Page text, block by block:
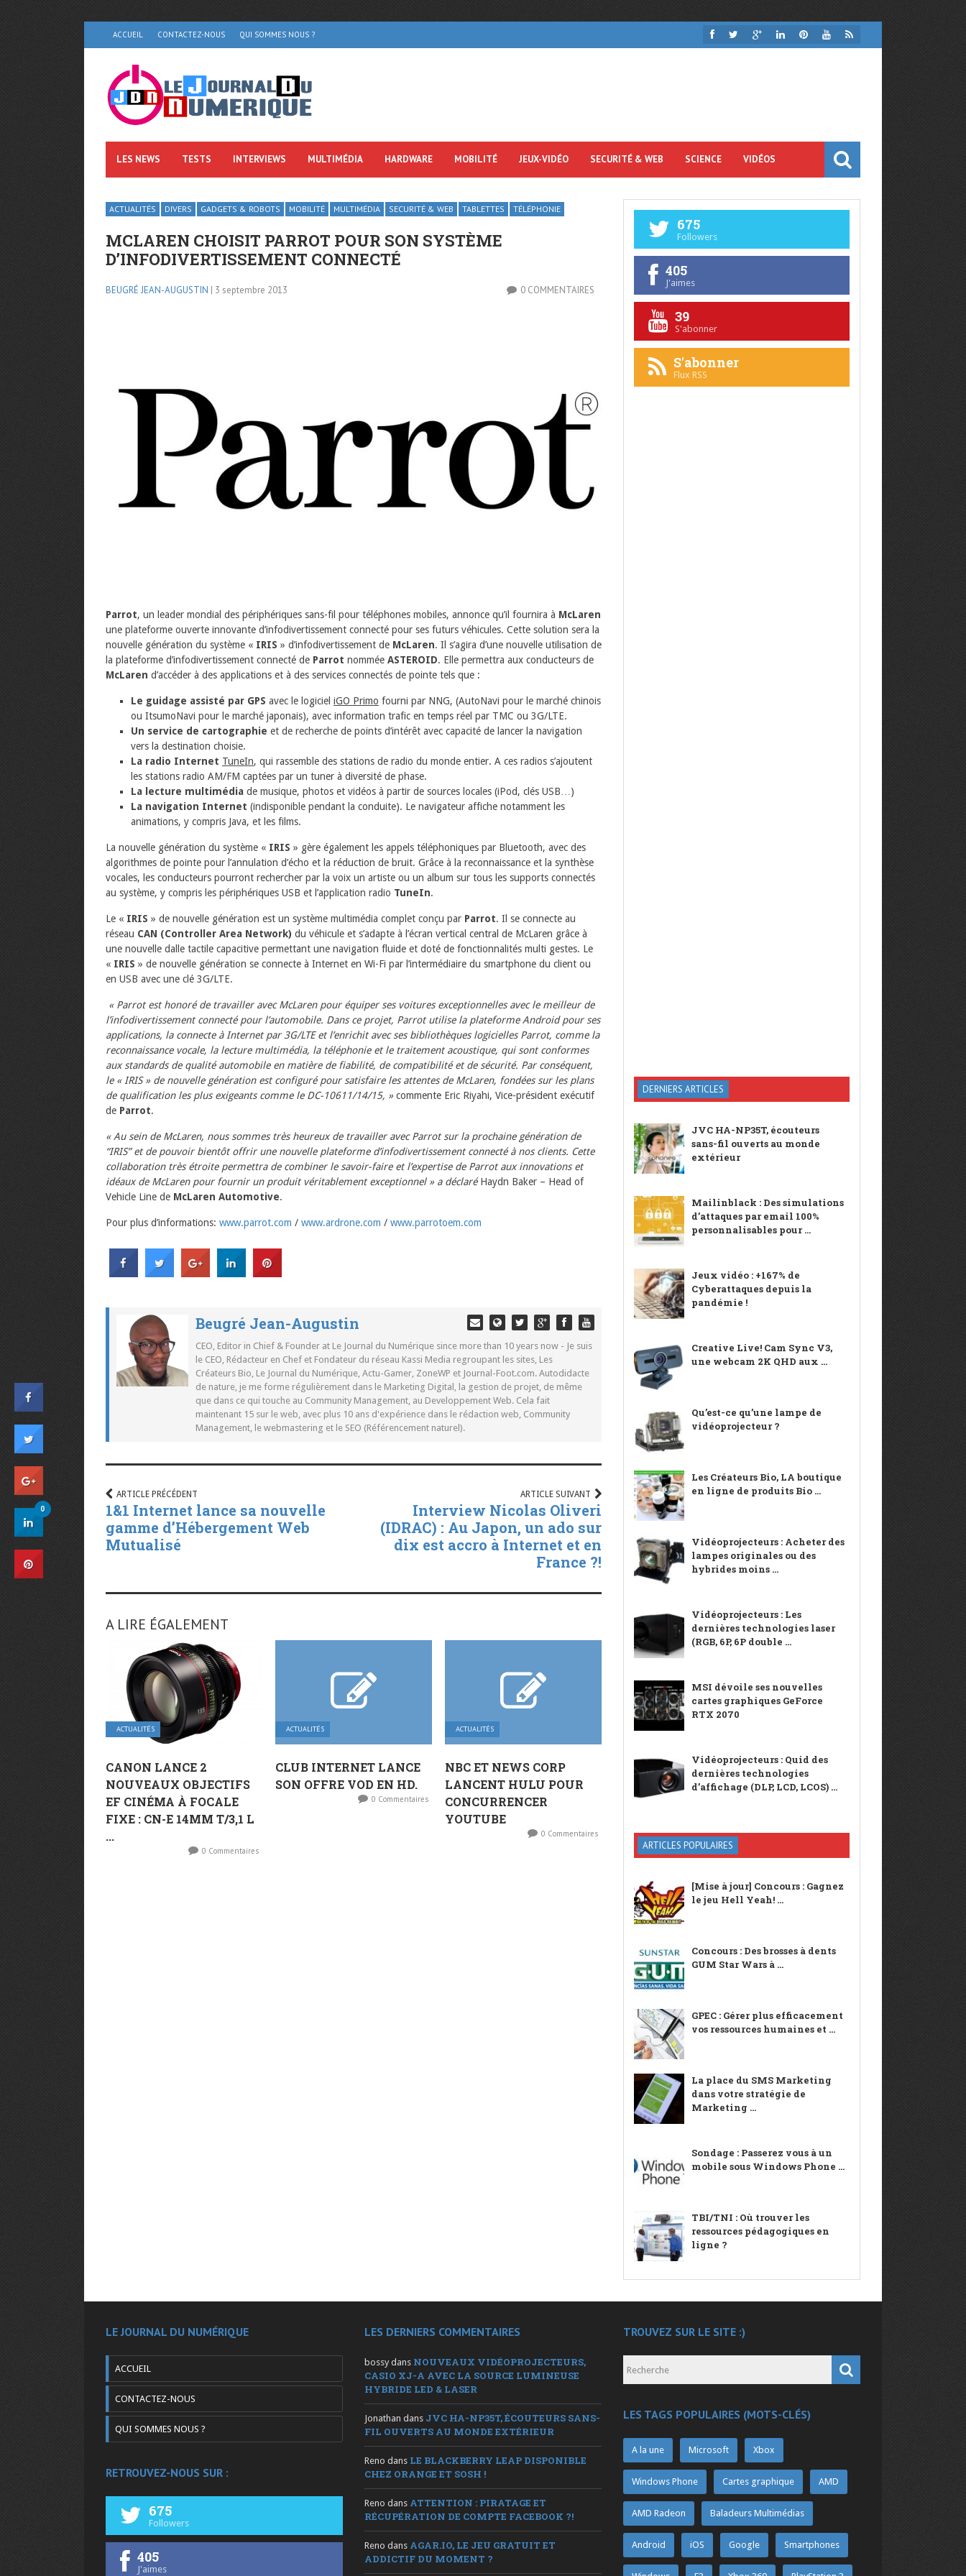
ACCUEIL CONTACTEZ-NOUS QUI SOMMES NOUS ?
LES NEWS TESTS INTERVIEWS MULTIMÉDIA HARDWARE MOBILITÉ JEUX-VIDÉO SECURITÉ & WEB SCIENCE VIDÉOS
ACTUALITÉS DIVERS GADGETS & ROBOTS MOBILITÉ MULTIMÉDIA SECURITÉ & WEB TABLETTES TÉLÉPHONIE
MCLAREN CHOISIT PARROT POUR SON SYSTÈME
D’INFODIVERTISSEMENT CONNECTÉ
BEUGRÉ JEAN-AUGUSTIN | 3 septembre 2013 0 COMMENTAIRES
Parrot, un leader mondial des périphériques sans-fil pour téléphones mobiles, annonce qu’il fournira à McLaren
une plateforme ouverte innovante d’infodivertissement connecté pour ses futurs véhicules. Cette solution sera la
nouvelle génération du système « IRIS » d’infodivertissement de McLaren. Il s’agira d’une nouvelle utilisation de
la plateforme d’infodivertissement connecté de Parrot nommée ASTEROID. Elle permettra aux conducteurs de
McLaren d’accéder à des applications et à des services connectés de pointe tels que :
Le guidage assisté par GPS avec le logiciel iGO Primo fourni par NNG, (AutoNavi pour le marché chinois
ou ItsumoNavi pour le marché japonais), avec information trafic en temps réel par TMC ou 3G/LTE.
Un service de cartographie et de recherche de points d’intérêt avec capacité de lancer la navigation
vers la destination choisie.
La radio Internet TuneIn, qui rassemble des stations de radio du monde entier. A ces radios s’ajoutent
les stations radio AM/FM captées par un tuner à diversité de phase.
La lecture multimédia de musique, photos et vidéos à partir de sources locales (iPod, clés USB…)
La navigation Internet (indisponible pendant la conduite). Le navigateur affiche notamment les
animations, y compris Java, et les films.
La nouvelle génération du système « IRIS » gère également les appels téléphoniques par Bluetooth, avec des
algorithmes de pointe pour l’annulation d’écho et la réduction de bruit. Grâce à la reconnaissance et la synthèse
vocales, les conducteurs pourront rechercher par la voix un artiste ou un album sur tous les supports connectés
au système, y compris les périphériques USB et l’application radio TuneIn.
Le « IRIS » de nouvelle génération est un système multimédia complet conçu par Parrot. Il se connecte au
réseau CAN (Controller Area Network) du véhicule et s’adapte à l’écran vertical central de McLaren grâce à
une nouvelle dalle tactile capacitive permettant une navigation fluide et doté de fonctionnalités multi gestes. Le
« IRIS » de nouvelle génération se connecte à Internet en Wi-Fi par l’intermédiaire du smartphone du client ou
en USB avec une clé 3G/LTE.
« Parrot est honoré de travailler avec McLaren pour équiper ses voitures exceptionnelles avec le meilleur de
l’infodivertissement connecté pour l’automobile. Dans ce projet, Parrot utilise la plateforme Android pour ses
applications, la connecte à Internet par 3G/LTE et l’enrichit avec ses bibliothèques logicielles Parrot, comme la
reconnaissance vocale, la lecture multimédia, la téléphonie et le traitement acoustique, qui sont conformes
aux standards de qualité automobile en matière de fiabilité, de compatibilité et de sécurité. Par conséquent,
le « IRIS » de nouvelle génération est configuré pour satisfaire les attentes de McLaren, fondées sur les plans
de qualification les plus exigeants comme le DC-10611/14/15, » commente Eric Riyahi, Vice-président exécutif
de Parrot.
« Au sein de McLaren, nous sommes très heureux de travailler avec Parrot sur la prochaine génération de
“IRIS” et de pouvoir bientôt offrir une nouvelle plateforme d’infodivertissement connecté à nos clients. Cette
collaboration très étroite permettra de combiner le savoir-faire et l’expertise de Parrot aux innovations et
idéaux de McLaren pour fournir un produit véritablement exceptionnel » a déclaréHaydn Baker – Head of
Vehicle Line de McLaren Automotive.
Pour plus d’informations: www.parrot.com / www.ardrone.com / www.parrotoem.com
Beugré Jean-Augustin
CEO, Editor in Chief & Founder at Le Journal du Numérique since more than 10 years now - Je suis
le CEO, Rédacteur en Chef et Fondateur du réseau Kassi Media regroupant les sites, Les
Créateurs Bio, Le Journal du Numérique, Actu-Gamer, ZoneWP et Journal-Foot.com. Autodidacte
de nature, je me forme régulièrement dans le Marketing Digital, la gestion de projet, de même
que dans ce qui touche au Community Management, au Developpement Web. Cela fait
maintenant 15 sur le web, avec plus 10 ans d'expérience dans le rédaction web, Community
Management, le webmastering et le SEO (Référencement naturel).
ARTICLE PRÉCÉDENT
1&1 Internet lance sa nouvelle
gamme d’Hébergement Web
Mutualisé
ARTICLE SUIVANT
Interview Nicolas Oliveri
(IDRAC) : Au Japon, un ado sur
dix est accro à Internet et en
France ?!
A LIRE ÉGALEMENT
ACTUALITÉS
CANON LANCE 2
NOUVEAUX OBJECTIFS
EF CINÉMA À FOCALE
FIXE : CN-E 14MM T/3,1 L
...
0 Commentaires
ACTUALITÉS
CLUB INTERNET LANCE
SON OFFRE VOD EN HD.
0 Commentaires
ACTUALITÉS
NBC ET NEWS CORP
LANCENT HULU POUR
CONCURRENCER
YOUTUBE
0 Commentaires
675
Followers
405
J'aimes
39
S'abonner
S'abonner
Flux RSS
DERNIERS ARTICLES
JVC HA-NP35T, écouteurs
sans-fil ouverts au monde
extérieur
Mailinblack : Des simulations
d’attaques par email 100%
personnalisables pour ...
Jeux vidéo : +167% de
Cyberattaques depuis la
pandémie !
Creative Live! Cam Sync V3,
une webcam 2K QHD aux ...
Qu’est-ce qu’une lampe de
vidéoprojecteur ?
Les Créateurs Bio, LA boutique
en ligne de produits Bio ...
Vidéoprojecteurs : Acheter des
lampes originales ou des
hybrides moins ...
Vidéoprojecteurs : Les
dernières technologies laser
(RGB, 6P, 6P double ...
MSI dévoile ses nouvelles
cartes graphiques GeForce
RTX 2070
Vidéoprojecteurs : Quid des
dernières technologies
d’affichage (DLP, LCD, LCOS) ...
ARTICLES POPULAIRES
[Mise à jour] Concours : Gagnez
le jeu Hell Yeah! ...
Concours : Des brosses à dents
GUM Star Wars à ...
GPEC : Gérer plus efficacement
vos ressources humaines et ...
La place du SMS Marketing
dans votre stratégie de
Marketing ...
Sondage : Passerez vous à un
mobile sous Windows Phone ...
TBI/TNI : Où trouver les
ressources pédagogiques en
ligne ?
LE JOURNAL DU NUMÉRIQUE
ACCUEIL
CONTACTEZ-NOUS
QUI SOMMES NOUS ?
RETROUVEZ-NOUS SUR :
675
Followers
405
J'aimes
LES DERNIERS COMMENTAIRES
bossy dans NOUVEAUX VIDÉOPROJECTEURS,
CASIO XJ-A AVEC LA SOURCE LUMINEUSE
HYBRIDE LED & LASER
Jonathan dans JVC HA-NP35T, ÉCOUTEURS SANS-
FIL OUVERTS AU MONDE EXTÉRIEUR
Reno dans LE BLACKBERRY LEAP DISPONIBLE
CHEZ ORANGE ET SOSH !
Reno dans ATTENTION : PIRATAGE ET
RÉCUPÉRATION DE COMPTE FACEBOOK ?!
Reno dans AGAR.IO, LE JEU GRATUIT ET
ADDICTIF DU MOMENT ?
TROUVEZ SUR LE SITE :)
LES TAGS POPULAIRES (MOTS-CLÉS)
A la une Microsoft Xbox
Windows Phone Cartes graphique AMD
AMD Radeon Baladeurs Multimédias
Android iOS Google Smartphones
0